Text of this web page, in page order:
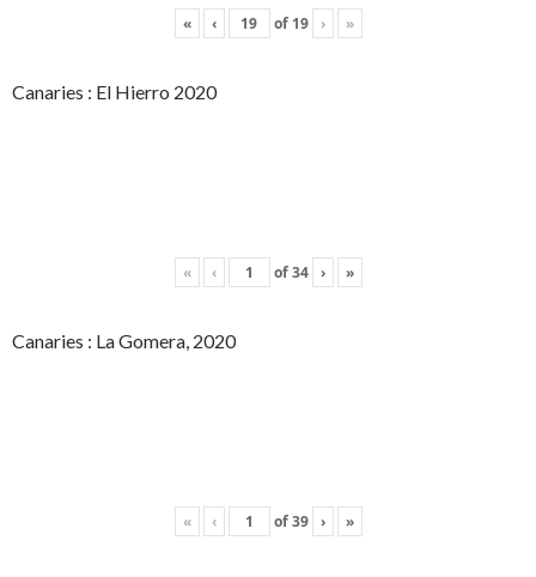
« ‹ of 19 › »
Canaries : El Hierro 2020
« ‹ of34 › »
Canaries : La Gomera, 2020
« ‹ of39 › »